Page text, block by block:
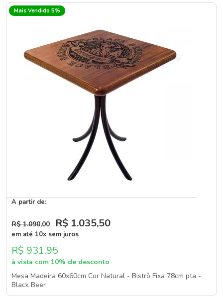
Mais Vendido 5%
A partir de:
R$ 1.090,00 R$ 1.035,50
em até 10x sem juros
R$ 931,95
à vista com 10% de desconto
Mesa Madeira 60x60cm Cor Natural - Bistrô Fixa 78cm pta -
Black Beer